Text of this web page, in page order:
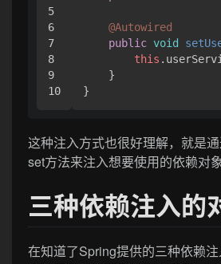
5
6
7
8
9
@Autowired
public void
this .
    }
}
这种注入方式也很好理解，就是
set方法来注入想要使用的依赖对象
三种依赖注入的
在知道了Spring提供的三种依赖